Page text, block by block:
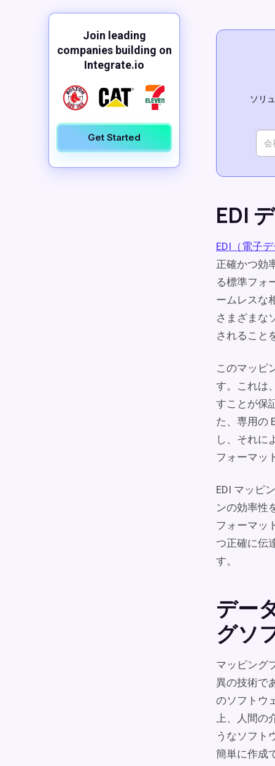
Join leading
companies building on
Integrate.io
Get Started
ソリ
EDI
EDI（電子デ
正確かつ効
る標準フォ
ームレスな
さまざまな
されること
このマッピ
す。これは
すことが保
た、専用の
し、それに
フォーマッ
EDI マッピ
ンの効率性
フォーマッ
つ正確に伝
す。
デー
グソ
マッピング
異の技術で
のソフトウ
上、人間の
うなソフト
簡単に作成